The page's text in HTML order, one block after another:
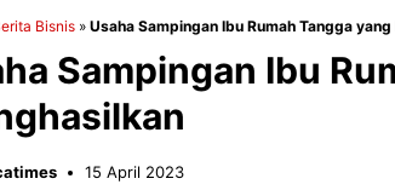
Bisnis » Usaha Sampingan Ibu Rumah Tangga
Sampingan Ibu
15 April 2023